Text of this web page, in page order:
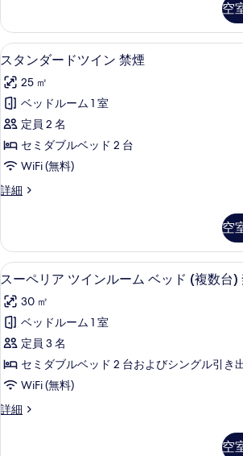
示
す
る
写
真
を
表
示
す
る
イ
ー
ン
ベ
ッ
ド
1
台
禁
す
べ
て
の
写
真
を
表
示
ア
ル
ー
ク
イ
ー
ン
ベ
ッ
ド
1
の
詳
細
空
ス
タ
ン
ダ
ー
ド
イ
禁
煙
の
す
べ
て
の
写
真
セーフティ
8
スタンダードツイン 禁煙
25 ㎡
ベッドルーム 1 室
定員 2 名
セミダブルベッド 2 台
WiFi (無料)
詳細
ス
ー
ド
ツ
ン
禁
煙
の
詳
細
空
ス
ー
ペ
リ
ア
ツ
ン
セーフティ
10
スーペリア ツインルーム ベッド (複数台)
30 ㎡
ベッドルーム 1 室
定員 3 名
セミダブルベッド 2 台およびシングル引き
WiFi (無料)
詳細
ス
空